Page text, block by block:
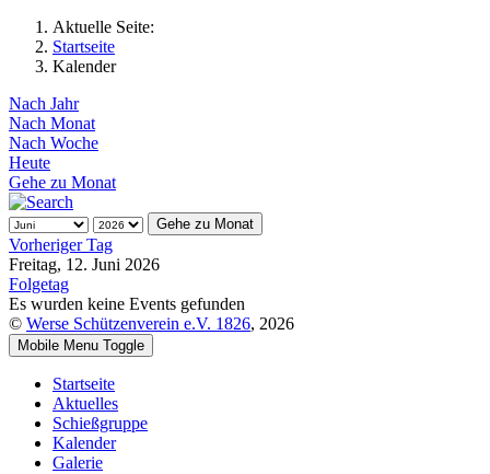
Aktuelle Seite:
Startseite
Kalender
Nach Jahr
Nach Monat
Nach Woche
Heute
Gehe zu Monat
Gehe zu Monat
Vorheriger Tag
Freitag, 12. Juni 2026
Folgetag
Es wurden keine Events gefunden
© Werse Schützenverein e.V. 1826, 2026
Mobile Menu Toggle
Startseite
Aktuelles
Schießgruppe
Kalender
Galerie